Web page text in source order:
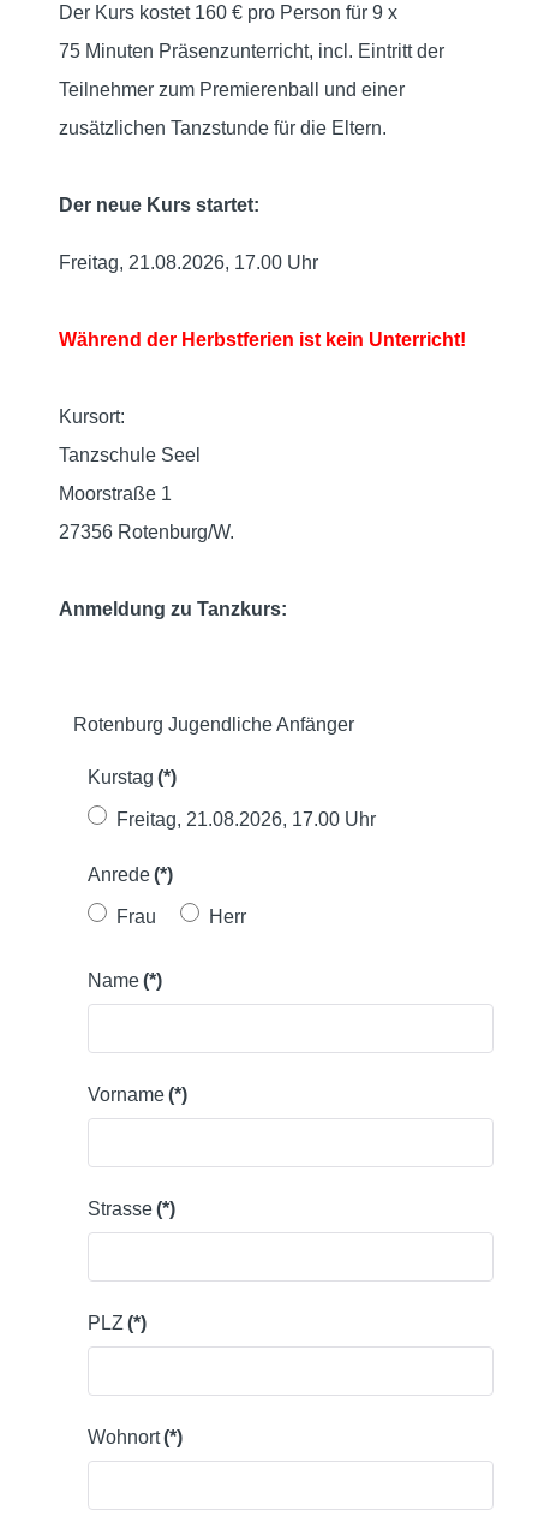
Der Kurs kostet 160 € pro Person für 9 x
75 Minuten Präsenzunterricht, incl. Eintritt der
Teilnehmer zum Premierenball und einer
zusätzlichen Tanzstunde für die Eltern.
Der neue Kurs startet:
Freitag, 21.08.2026, 17.00 Uhr
Während der Herbstferien ist kein Unterricht!
Kursort:
Tanzschule Seel
Moorstraße 1
27356 Rotenburg/W.
Anmeldung zu Tanzkurs:
Rotenburg Jugendliche Anfänger
Kurstag (*)
Freitag, 21.08.2026, 17.00 Uhr
Anrede(*)
Frau Herr
Name(*)
Vorname(*)
Strasse(*)
PLZ (*)
Wohnort(*)